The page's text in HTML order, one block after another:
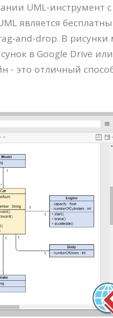
UML-инструмент
является
and-drop. В рисунки
в Google Drive
- это отличный